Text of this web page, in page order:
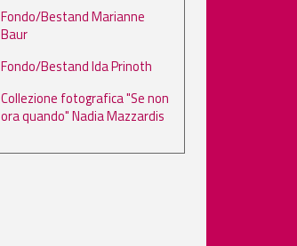
Fondo/Bestand Marianne
Baur
Fondo/Bestand Ida Prinoth
Collezione fotografica "Se non
ora quando" Nadia Mazzardis